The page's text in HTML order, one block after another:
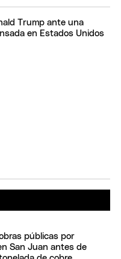
Trump ante una
en Estados Unidos
públicas por
San Juan antes de